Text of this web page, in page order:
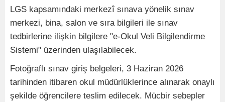
LGS kapsamındaki merkezî sınava yönelik sınav
merkezi, bina, salon ve sıra bilgileri ile sınav
tedbirlerine ilişkin bilgilere "e-Okul Veli Bilgilendirme
Sistemi" üzerinden ulaşılabilecek.
Fotoğraflı sınav giriş belgeleri, 3 Haziran 2026
tarihinden itibaren okul müdürlüklerince alınarak onaylı
şekilde öğrencilere teslim edilecek. Mücbir sebepler